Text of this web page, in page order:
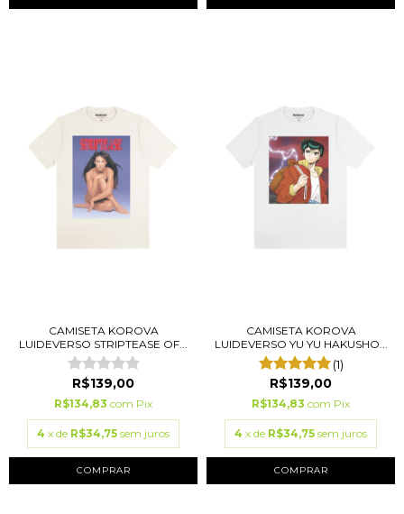
CAMISETA KOROVA
LUIDEVERSO STRIPTEASE OF...
R$139,00
R$134,83 com Pix
4 x de R$34,75 sem juros
COMPRAR
CAMISETA KOROVA
LUIDEVERSO YU YU HAKUSHO...
(1)
R$139,00
R$134,83 com Pix
4 x de R$34,75 sem juros
COMPRAR